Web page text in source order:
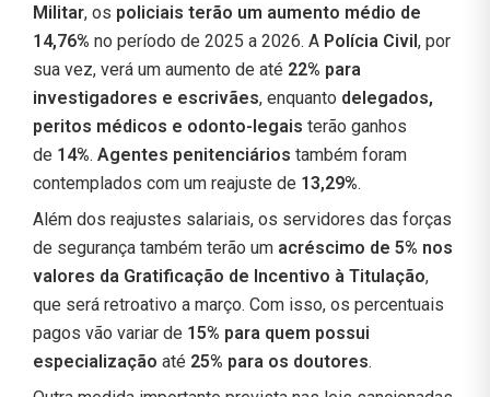
Militar, os policiais terão um aumento médio de
14,76% no período de 2025 a 2026. A Polícia Civil, por
sua vez, verá um aumento de até 22% para
investigadores e escrivães, enquanto delegados,
peritos médicos e odonto-legais terão ganhos
de 14%. Agentes penitenciários também foram
contemplados com um reajuste de 13,29%.
Além dos reajustes salariais, os servidores das forças
de segurança também terão um acréscimo de 5% nos
valores da Gratificação de Incentivo à Titulação,
que será retroativo a março. Com isso, os percentuais
pagos vão variar de 15% para quem possui
especialização até 25% para os doutores.